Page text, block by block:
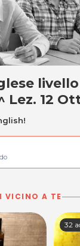
Lez. 12
VICINO A TE
32